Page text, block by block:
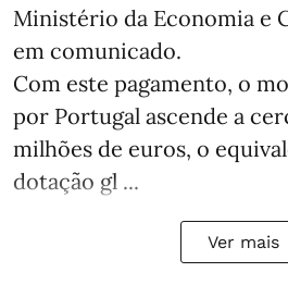
Ministério da Economia e
em comunicado.
Com este pagamento, o
por Portugal ascende a
milhões de euros, o
dotação gl ...
Ver mais